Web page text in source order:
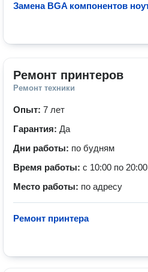
Замена BGA компонентов
Ремонт принтеров
Ремонт техники
Опыт: 7 лет
Гарантия: Да
Дни работы: по будням
Время работы: с 10:00 по 20:00
Место работы: по адресу
Ремонт принтера